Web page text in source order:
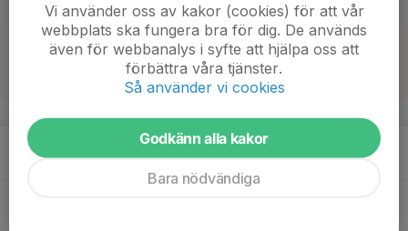
15:00
Match mot Nynäshamns IF FK
Träningsmatcher
Näsbydals konstgräs
20
19:05
Skarpängenskonstgräsplan
Vi använder oss av kakor (cookies) för att vår
webbplats ska fungera bra för dig. De används
även för webbanalys i syfte att hjälpa oss att
förbättra våra tjänster.
Så använder vi cookies
Godkänn alla kakor
Bara nödvändiga